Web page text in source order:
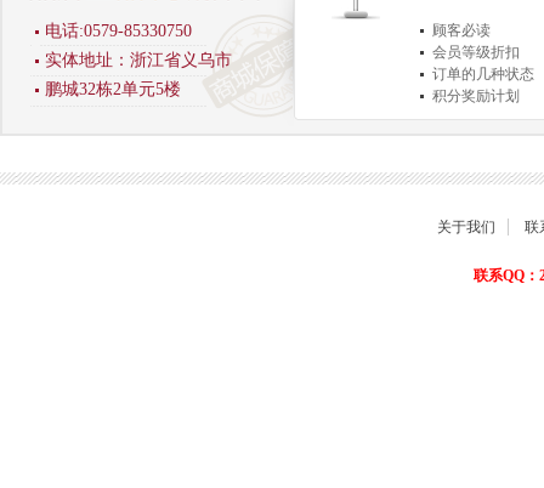
电话:0579-85330750
实体地址：浙江省义乌市
鹏城32栋2单元5楼
顾客必读
会员等级折扣
订单的几种状态
积分奖励计划
商品退货保障
关于我们 联
联系QQ：